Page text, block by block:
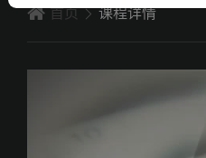
首页 课程详情